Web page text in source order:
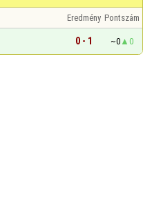
Eredmény Pontszám
0 - 1 ~0 0